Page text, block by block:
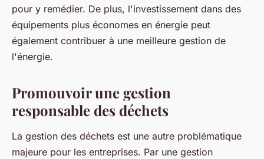
pour y remédier. De plus, l'investissement dans des
équipements plus économes en énergie peut
également contribuer à une meilleure gestion de
l'énergie.
Promouvoir une gestion
responsable des déchets
La gestion des déchets est une autre problématique
majeure pour les entreprises. Par une gestion